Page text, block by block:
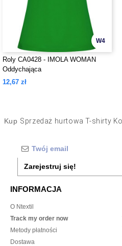
W4
Roly CA0428 - IMOLA WOMAN
Oddychająca
12,67 zł
Kup Sprzedaż hurtowa T-shirty
Zarejestruj się!
INFORMACJA
O Ntextil
Track my order now
Metody płatności
Dostawa